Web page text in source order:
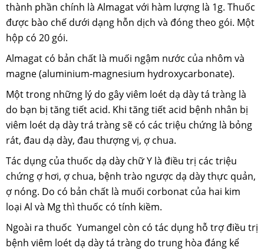
thành phần chính là Almagat với hàm lượng là 1g. Thuốc
được bào chế dưới dạng hỗn dịch và đóng theo gói. Một
hộp có 20 gói.
Almagat có bản chất là muối ngậm nước của nhôm và
magne (aluminium-magnesium hydroxycarbonate).
Một trong những lý do gây viêm loét dạ dày tá tràng là
do bạn bị tăng tiết acid. Khi tăng tiết acid bệnh nhân bị
viêm loét dạ dày trá tràng sẽ có các triệu chứng là bỏng
rát, đau dạ dày, đau thượng vị, ợ chua.
Tác dụng của thuốc dạ dày chữ Y là điều trị các triệu
chứng ợ hơi, ợ chua, bệnh trào ngược dạ dày thực quản,
ợ nóng. Do có bản chất là muối corbonat của hai kim
loại Al và Mg thì thuốc có tính kiềm.
Ngoài ra thuốc Yumangel còn có tác dụng hỗ trợ điều trị
bệnh viêm loét dạ dày tá tràng do trung hòa đáng kể